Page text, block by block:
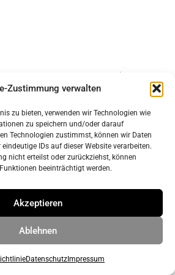
Zustimmung verwalten
zu bieten, verwenden wir Technologien wie
zu speichern und/oder darauf
Technologien zustimmst, können wir Daten
IDs auf dieser Website verarbeiten.
nicht erteilst oder zurückziehst, können
beeinträchtigt werden.
Akzeptieren
Ablehnen
Datenschutz Impressum
Impressum
Datenschutz
architekten stadtplaner Part
mitGeneratePress